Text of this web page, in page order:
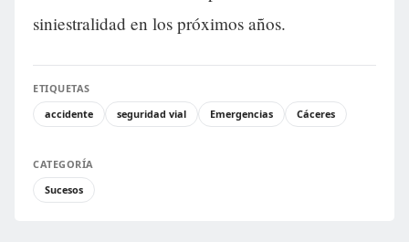
siniestralidad en los próximos años.
ETIQUETAS
accidente
seguridad vial Emergencias Cáceres
CATEGORÍA
Sucesos